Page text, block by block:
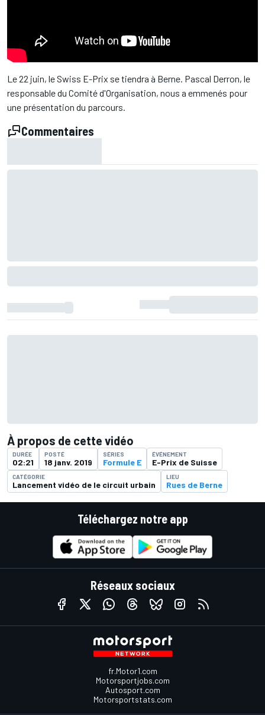
Le 22 juin, le Swiss E-Prix se tiendra à Berne. Pascal Derron, le
responsable du Comité d'Organisation, nous a emmenés pour
une présentation du parcours.
Commentaires
À propos de cette vidéo
DURÉE
02:21
POSTÉ
18 janv. 2019
SÉRIES
Formule E
ÉVÉNEMENT
E-Prix de Suisse
CATÉGORIE
Lancement vidéo de le circuit urbain
LIEU
Rues de Berne
Téléchargez notre app
Réseaux sociaux
fr.Motor1.com
Motorsportjobs.com
Autosport.com
Motorsportstats.com